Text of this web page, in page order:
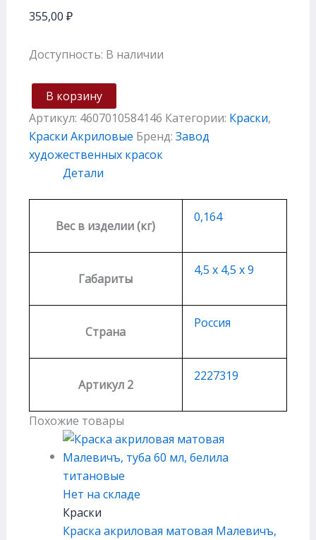
355,00 ₽
Доступность: В наличии
В корзину
Артикул: 4607010584146 Категории: Краски,
Краски Акриловые Бренд: Завод
художественных красок
Детали
Вес в изделии (кг)
0,164
Габариты
4,5 х 4,5 х 9
Страна
Россия
Артикул 2
2227319
Похожие товары
Нет на складе
Краски
Краска акриловая матовая Малевичъ,